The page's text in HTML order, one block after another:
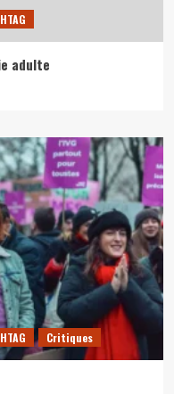
adulte
Critiques